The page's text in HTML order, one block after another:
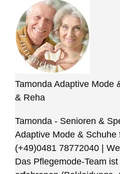
Tamonda Adaptive Mode
& Reha
Tamonda - Senioren &
Adaptive Mode & Schuhe
(+49)0481 78772040
Das Pflegemode-Team